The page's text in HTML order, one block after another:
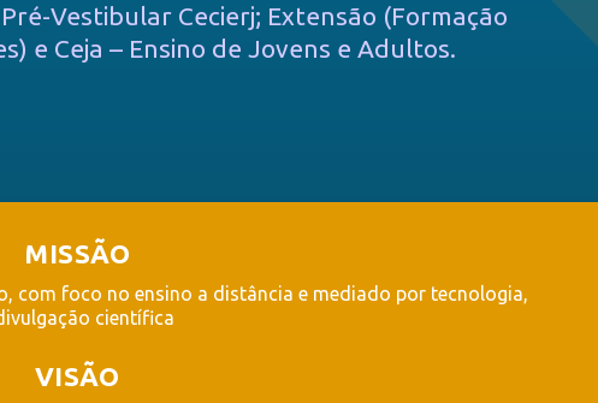
Vestibular Cecierj; Extensão (Formação
e Ceja – Ensino de Jovens e Adultos.
MISSÃO
com foco no ensino a distância e mediado por tecnologia,
científica
VISÃO